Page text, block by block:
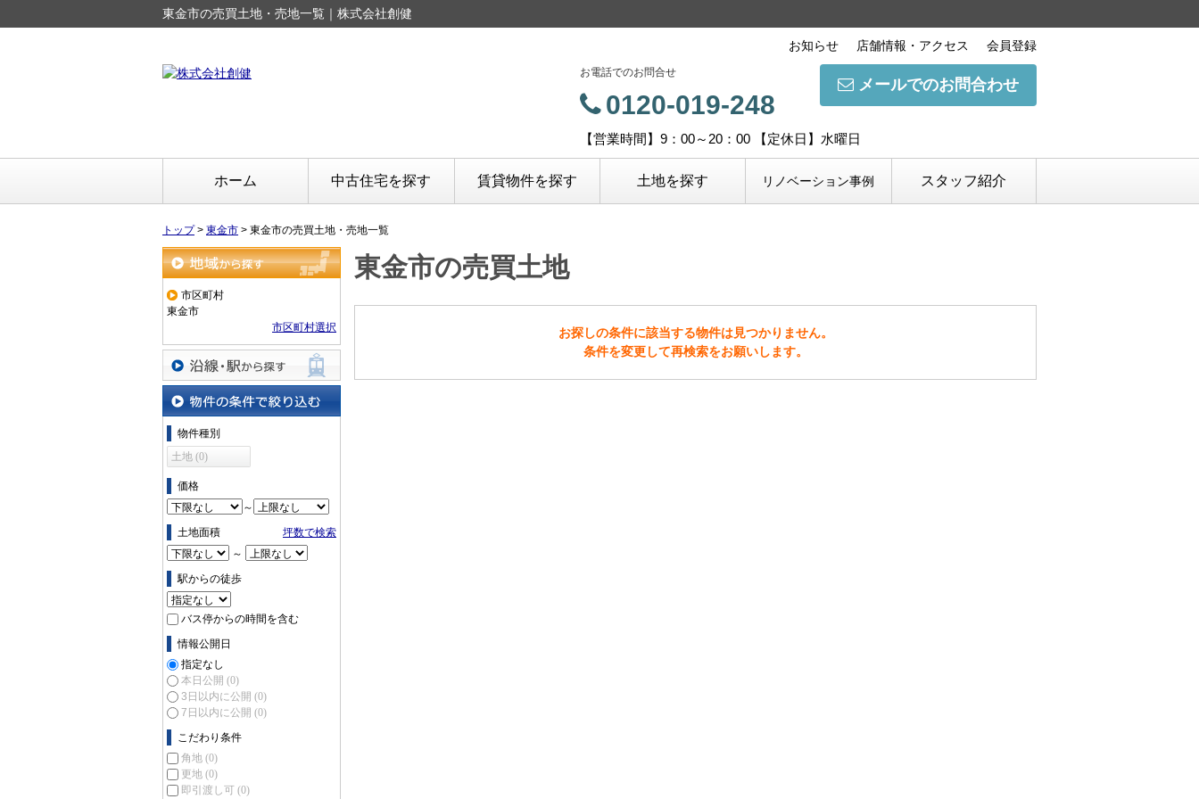
東金市の売買土地・売地一覧｜株式会社創健
お知らせ 店舗情報・アクセス 会員登録
メールでのお問合わせ
お電話でのお問合せ
0120-019-248
【営業時間】9：00～20：00 【定休日】水曜日
ホーム 中古住宅を探す 賃貸物件を探す 土地を探す リノベーション事例 スタッフ紹介
トップ> 東金市 > 東金市の売買土地・売地一覧
地域から探す
市区町村
東金市
市区町村選択
沿線・駅から探す
物件の条件で絞り込む
物件種別
土地 (0)
価格
～
土地面積
坪数で検索
～
駅からの徒歩
バス停からの時間を含む
情報公開日
指定なし
本日公開 (0)
3日以内に公開 (0)
7日以内に公開 (0)
こだわり条件
角地 (0)
更地 (0)
即引渡し可 (0)
東金市の売買土地
お探しの条件に該当する物件は見つかりません。
条件を変更して再検索をお願いします。